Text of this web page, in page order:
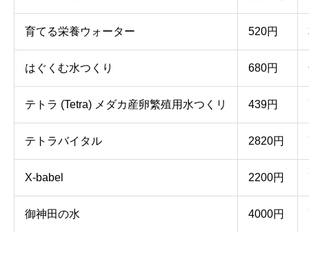
育てる栄養ウォーター 520円
はぐくむ水つくり 680円
テトラ (Tetra) メダカ産卵繁殖用水つくリ 439円
テトラバイタル 2820円
X-babel 2200円
御神田の水 4000円